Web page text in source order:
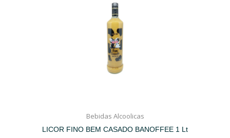
Bebidas Alcoolicas
LICOR FINO BEM CASADO BANOFFEE 1 Lt